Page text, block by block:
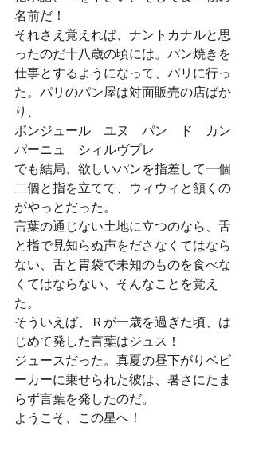
名前だ！
それさえ覚えれば、ナントカナルと思
ったのだ十八歳の頃には。パン焼きを
仕事とするようになって、パリに行っ
た。パリのパン屋は対面販売の店ばか
り、
ボンジュール　ユヌ　パン　ド　カン
パーニュ　シィルヴプレ
でも結局、欲しいパンを指差して一個
二個と指を立てて、ウィウィと頷くの
がやっとだった。
言葉の通じない土地に立つのなら、舌
と指で見知らぬ声をださなくてはなら
ない、舌と胃袋で未知のものを食べな
くてはならない、そんなことを覚え
た。
そういえば、Ｒが一歳を過ぎた頃、は
じめて発した言葉はジュス！
ジュースだった。真夏の昼下がりベビ
ーカーに乗せられた彼は、暑さにたま
らず言葉を発したのだ。
ようこそ、この星へ！